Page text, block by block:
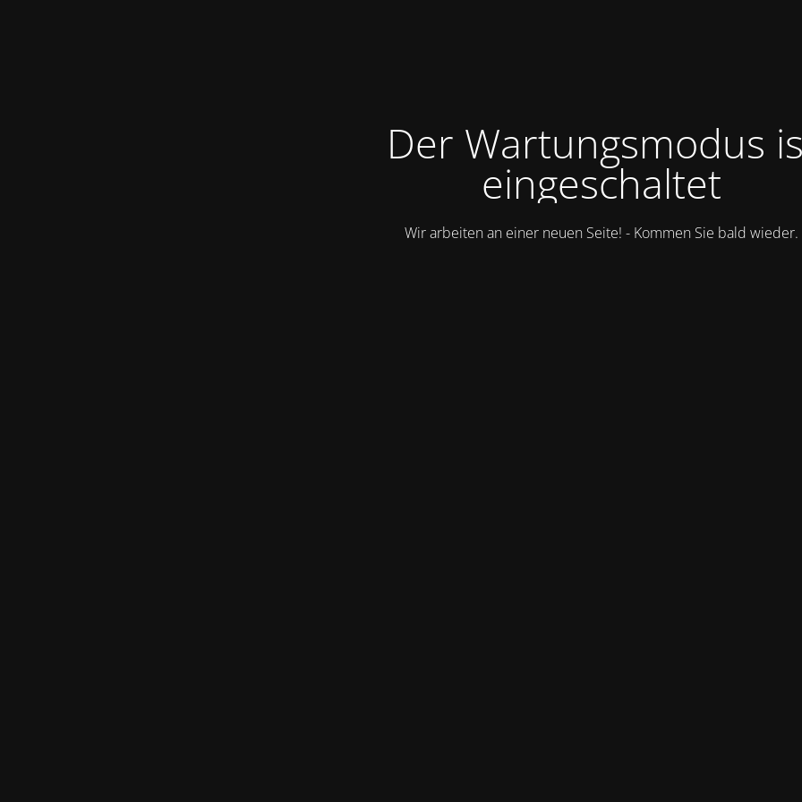
Der Wartungsmodus
eingeschaltet
Wir arbeiten an einer neuen Seite! - Kommen Sie bald wieder.